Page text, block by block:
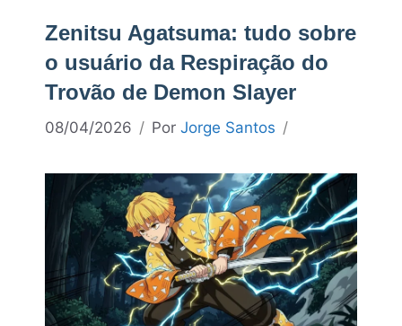
Zenitsu Agatsuma: tudo sobre
o usuário da Respiração do
Trovão de Demon Slayer
08/04/2026 Por Jorge Santos